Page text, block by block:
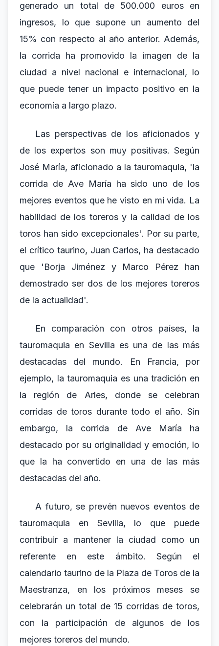
generado un total de 500.000 euros en
ingresos, lo que supone un aumento del
15% con respecto al año anterior. Además,
la corrida ha promovido la imagen de la
ciudad a nivel nacional e internacional, lo
que puede tener un impacto positivo en la
economía a largo plazo.
Las perspectivas de los aficionados y
de los expertos son muy positivas. Según
José María, aficionado a la tauromaquia, 'la
corrida de Ave María ha sido uno de los
mejores eventos que he visto en mi vida. La
habilidad de los toreros y la calidad de los
toros han sido excepcionales'. Por su parte,
el crítico taurino, Juan Carlos, ha destacado
que 'Borja Jiménez y Marco Pérez han
demostrado ser dos de los mejores toreros
de la actualidad'.
En comparación con otros países, la
tauromaquia en Sevilla es una de las más
destacadas del mundo. En Francia, por
ejemplo, la tauromaquia es una tradición en
la región de Arles, donde se celebran
corridas de toros durante todo el año. Sin
embargo, la corrida de Ave María ha
destacado por su originalidad y emoción, lo
que la ha convertido en una de las más
destacadas del año.
A futuro, se prevén nuevos eventos de
tauromaquia en Sevilla, lo que puede
contribuir a mantener la ciudad como un
referente en este ámbito. Según el
calendario taurino de la Plaza de Toros de la
Maestranza, en los próximos meses se
celebrarán un total de 15 corridas de toros,
con la participación de algunos de los
mejores toreros del mundo.